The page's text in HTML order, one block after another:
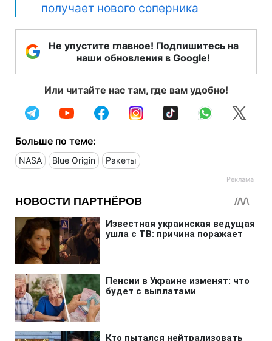
получает нового соперника
Не упустите главное! Подпишитесь на
наши обновления в Google!
Или читайте нас там, где вам удобно!
Больше по теме:
NASA Blue Origin Ракеты